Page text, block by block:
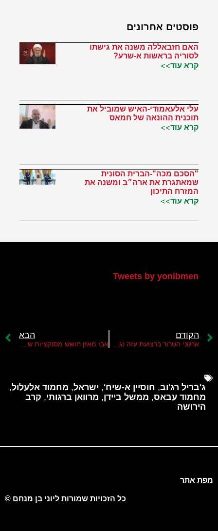
פוסטים אחרונים
האם חזבאללה משנה את גישתו
לסוריה בראשות א-שרע?
קרא עוד>>
עלי אלעאמודי-האיש שמוביל את
תוכנית ההונאה של חמאס
קרא עוד>>
"הסכם מכה"-הברית הסונית
שמאתגרת את ארה״ב ומשנה את
המזרח התיכון
קרא עוד>>
Tweets by yonibmen
הקודם הבא
ג'בריל רג'וב, חוסיין א-שיח', ישראל, מחמוד אלעלול,
מחמוד עבאס, ממשל ביידן, מרוואן ברגותי, קרב
הירושה
מפת אתר
כל הזכויות שמורות ליוני בן מנחם ©